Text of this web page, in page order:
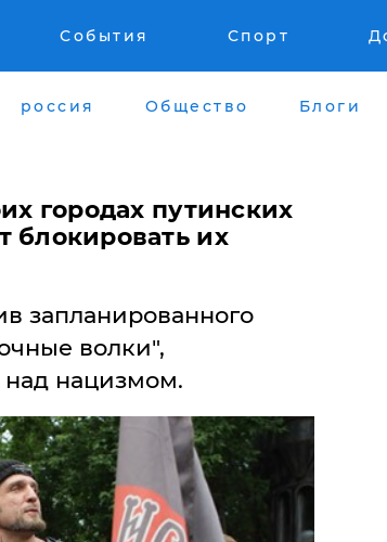
События Спорт
россия Общество Блоги
городах путинских
блокировать их
запланированного
волки",
нацизмом.